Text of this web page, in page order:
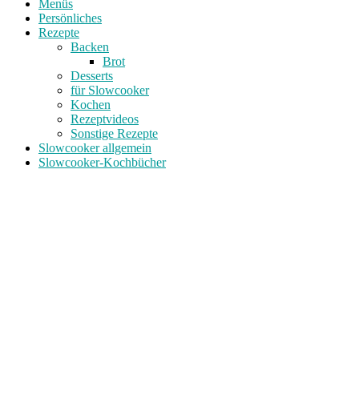
Menüs
Persönliches
Rezepte
Backen
Brot
Desserts
für Slowcooker
Kochen
Rezeptvideos
Sonstige Rezepte
Slowcooker allgemein
Slowcooker-Kochbücher